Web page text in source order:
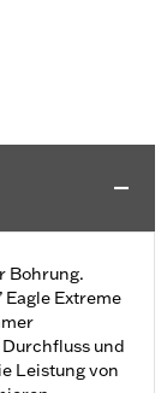
Bohrung.
Eagle Extreme
und
Leistung von